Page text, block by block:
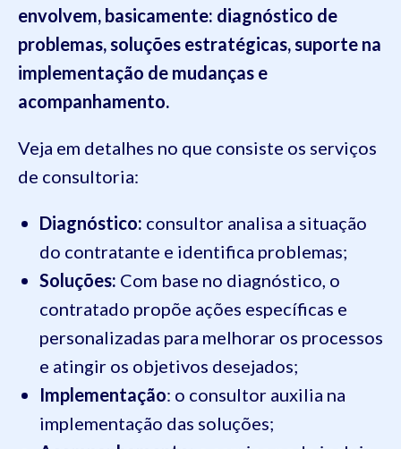
envolvem, basicamente: diagnóstico de
problemas, soluções estratégicas, suporte na
implementação de mudanças e
acompanhamento.
Veja em detalhes no que consiste os serviços
de consultoria:
Diagnóstico: consultor analisa a situação
do contratante e identifica problemas;
Soluções: Com base no diagnóstico, o
contratado propõe ações específicas e
personalizadas para melhorar os processos
e atingir os objetivos desejados;
Implementação: o consultor auxilia na
implementação das soluções;